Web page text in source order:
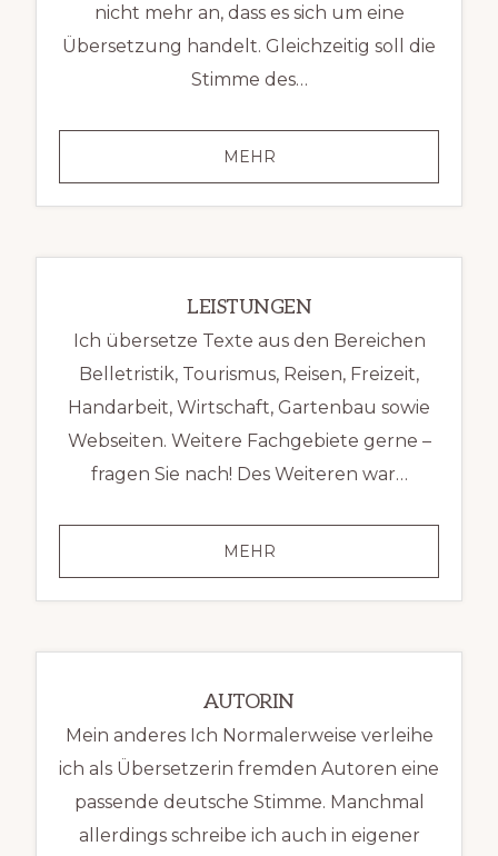
nicht mehr an, dass es sich um eine
Übersetzung handelt. Gleichzeitig soll die
Stimme des…
MEHRÜBERSETZEN
LEISTUNGEN
Ich übersetze Texte aus den Bereichen
Belletristik, Tourismus, Reisen, Freizeit,
Handarbeit, Wirtschaft, Gartenbau sowie
Webseiten. Weitere Fachgebiete gerne –
fragen Sie nach! Des Weiteren war…
MEHRLEISTUNGEN
AUTORIN
Mein anderes Ich Normalerweise verleihe
ich als Übersetzerin fremden Autoren eine
passende deutsche Stimme. Manchmal
allerdings schreibe ich auch in eigener